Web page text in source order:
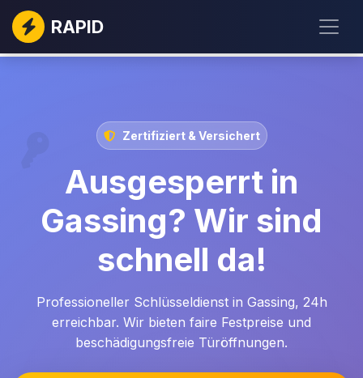
RAPID
Zertifiziert & Versichert
Ausgesperrt in
Gassing? Wir sind
schnell da!
Professioneller Schlüsseldienst in Gassing, 24h
erreichbar. Wir bieten faire Festpreise und
beschädigungsfreie Türöffnungen.